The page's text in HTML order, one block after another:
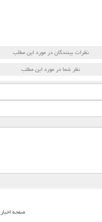
نظرات بینندگان در مورد این مطلب
نظر شما در مورد این مطلب
صفحه اخبار